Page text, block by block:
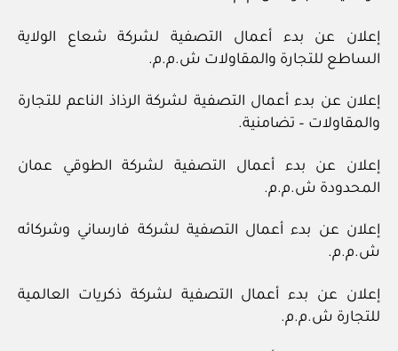
إعلان عن بدء أعمال التصفية لشركة شعاع الولاية
الساطع للتجارة والمقاولات ش.م.م.
إعلان عن بدء أعمال التصفية لشركة الرذاذ الناعم للتجارة
والمقاولات – تضامنية.
إعلان عن بدء أعمال التصفية لشركة الطوقي عمان
المحدودة ش.م.م.
إعلان عن بدء أعمال التصفية لشركة فارساني وشركائه
ش.م.م.
إعلان عن بدء أعمال التصفية لشركة ذكريات العالمية
للتجارة ش.م.م.